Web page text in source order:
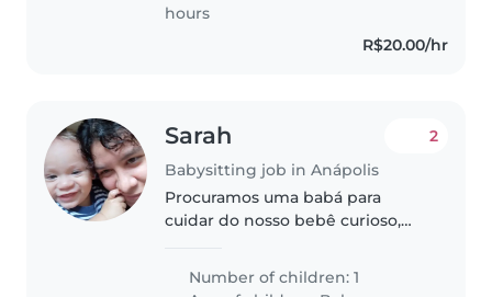
hours
R$20.00/hr
Sarah
Babysitting job in Anápolis
2
Procuramos uma babá para
cuidar do nosso bebê curioso,
nossa casa. Se você tem
Number of children: 1